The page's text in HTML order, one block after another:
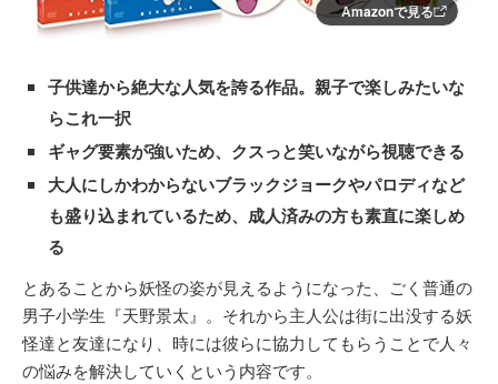
Amazonで見る
子供達から絶大な人気を誇る作品。親子で楽しみたいな
らこれ一択
ギャグ要素が強いため、クスっと笑いながら視聴できる
大人にしかわからないブラックジョークやパロディなど
も盛り込まれているため、成人済みの方も素直に楽しめ
る
とあることから妖怪の姿が見えるようになった、ごく普通の
男子小学生『天野景太』。それから主人公は街に出没する妖
怪達と友達になり、時には彼らに協力してもらうことで人々
の悩みを解決していくという内容です。